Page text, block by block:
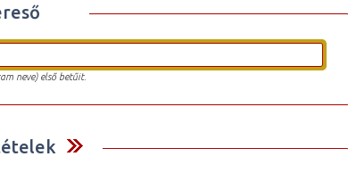
neve) első betűit.